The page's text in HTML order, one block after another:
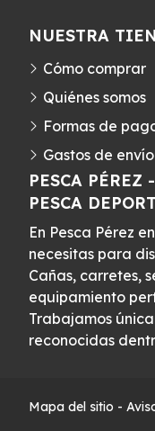
PESCA
PESCA
En Pesca Pérez
necesitas para
Cañas, carretes,
equipamiento
Trabajamos
reconocidas
NUESTRA
Cómo comprar
Quiénes somos
Formas de
Gastos de envío
Mapa del sitio -